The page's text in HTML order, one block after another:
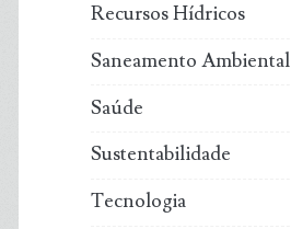
Recursos Hídricos
Saneamento Ambiental
Saúde
Sustentabilidade
Tecnologia